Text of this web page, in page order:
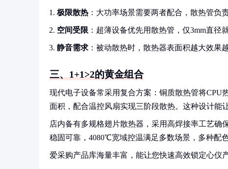
极限散热 ：大功率场景需要两者配合，散热管
空间受限 ：超薄设备优先用散热管，仅3mm直径
静音需求 ：被动散热时，散热器表面积越大效果
三、1+1>2的黄金组合
现代电子设备常采用复合方案：铜质散热管将CPU
面积，配合温控风扇实现三阶段散热。这种设计能
店内备有多规格翅片散热器，采用高焊接率工艺确
稳固可靠，4080℃宽域控温满足多数场景，多种配
爱采购产品库海量丰富，能让您快速高效锁定心仪